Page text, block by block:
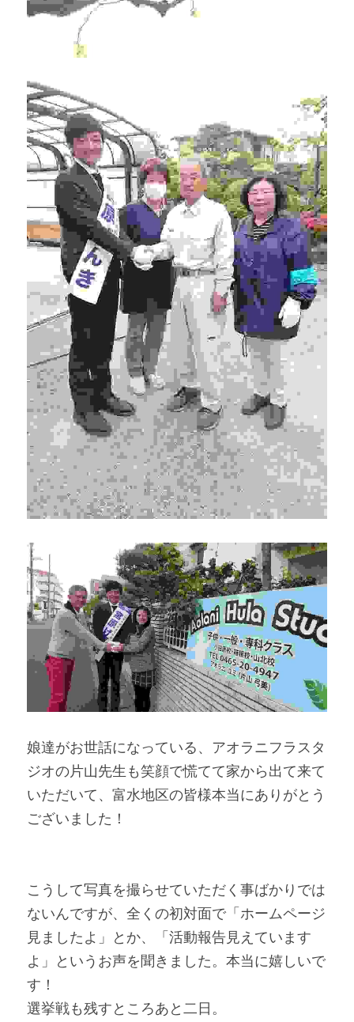
娘達がお世話になっている、アオラニフラスタ
ジオの片山先生も笑顔で慌てて家から出て来て
いただいて、富水地区の皆様本当にありがとう
ございました！
こうして写真を撮らせていただく事ばかりでは
ないんですが、全くの初対面で「ホームページ
見ましたよ」とか、「活動報告見えています
よ」というお声を聞きました。本当に嬉しいで
す！
選挙戦も残すところあと二日。